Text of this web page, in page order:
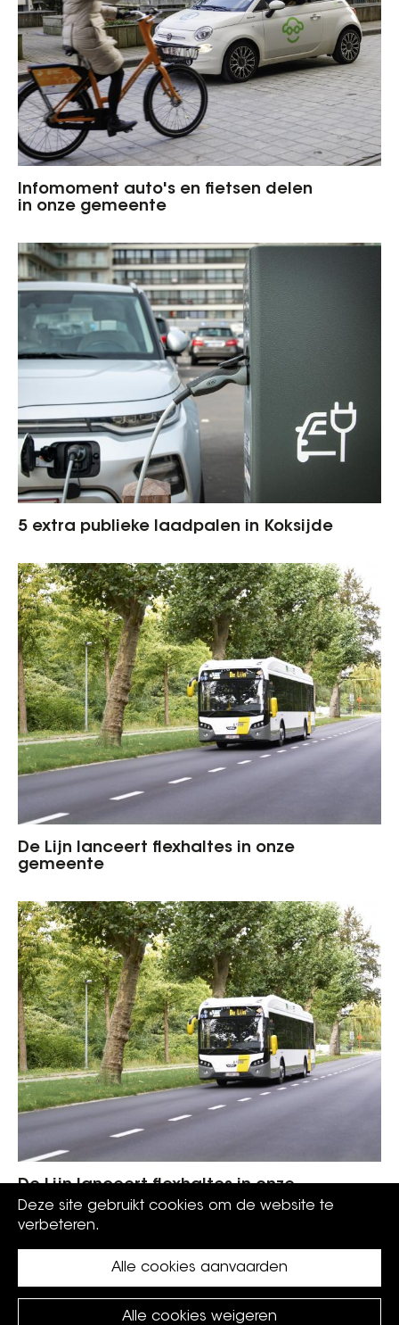
Infomoment auto's en fietsen delen
in onze gemeente
5 extra publieke laadpalen in Koksijde
De Lijn lanceert flexhaltes in onze
gemeente
De Lijn lanceert flexhaltes in onze
gemeente vanaf 6 januari
Deze site gebruikt cookies om de website te
verbeteren.
Alle cookies weigeren
Alle cookies aanvaarden